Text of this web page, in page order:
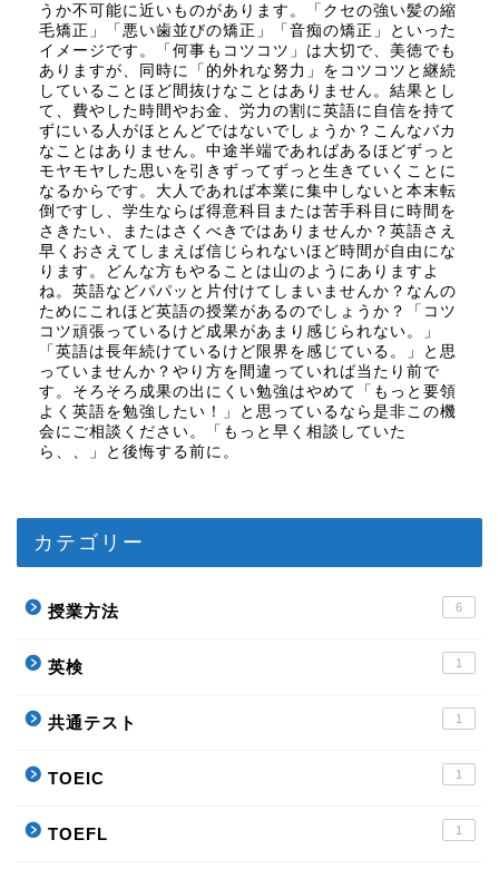
うか不可能に近いものがあります。「クセの強い髪の縮
毛矯正」「悪い歯並びの矯正」「音痴の矯正」といった
イメージです。「何事もコツコツ」は大切で、美徳でも
ありますが、同時に「的外れな努力」をコツコツと継続
していることほど間抜けなことはありません。結果とし
て、費やした時間やお金、労力の割に英語に自信を持て
ずにいる人がほとんどではないでしょうか？こんなバカ
なことはありません。中途半端であればあるほどずっと
モヤモヤした思いを引きずってずっと生きていくことに
なるからです。大人であれば本業に集中しないと本末転
倒ですし、学生ならば得意科目または苦手科目に時間を
さきたい、またはさくべきではありませんか？英語さえ
早くおさえてしまえば信じられないほど時間が自由にな
ります。どんな方もやることは山のようにありますよ
ね。英語などパパッと片付けてしまいませんか？なんの
ためにこれほど英語の授業があるのでしょうか？「コツ
コツ頑張っているけど成果があまり感じられない。」
「英語は長年続けているけど限界を感じている。」と思
っていませんか？やり方を間違っていれば当たり前で
す。そろそろ成果の出にくい勉強はやめて「もっと要領
よく英語を勉強したい！」と思っているなら是非この機
会にご相談ください。「もっと早く相談していた
ら、、」と後悔する前に。
カテゴリー
授業方法 6
英検 1
共通テスト 1
TOEIC 1
TOEFL 1